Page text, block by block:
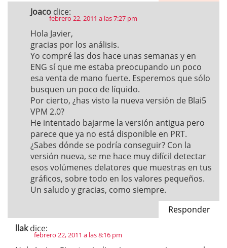
Joaco dice:
febrero 22, 2011 a las 7:27 pm
Hola Javier,
gracias por los análisis.
Yo compré las dos hace unas semanas y en
ENG sí que me estaba preocupando un poco
esa venta de mano fuerte. Esperemos que sólo
busquen un poco de líquido.
Por cierto, ¿has visto la nueva versión de Blai5
VPM 2.0?
He intentado bajarme la versión antigua pero
parece que ya no está disponible en PRT.
¿Sabes dónde se podría conseguir? Con la
versión nueva, se me hace muy difícil detectar
esos volúmenes delatores que muestras en tus
gráficos, sobre todo en los valores pequeños.
Un saludo y gracias, como siempre.
Responder
llak dice:
febrero 22, 2011 a las 8:16 pm